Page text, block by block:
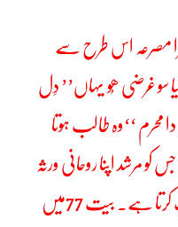
مصرعہ اس طرح سے
سو غرضی ھُو یہاں’’ دِل
محرم ‘‘وہ طالب ہوتا
کو مرشد اپنا روحانی ورثہ
منتقل کرکے سلسلہ کا سربراہ منتخب کرتا ہے۔ بیت 77میں